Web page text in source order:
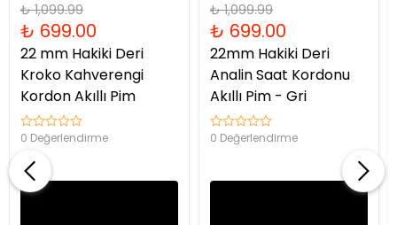
₺ 1,099.99
₺ 699.00
22 mm Hakiki Deri
Kroko Kahverengi
Kordon Akıllı Pim
0 Değerlendirme
₺ 1,099.99
₺ 699.00
22mm Hakiki Deri
Analin Saat Kordonu
Akıllı Pim - Gri
0 Değerlendirme